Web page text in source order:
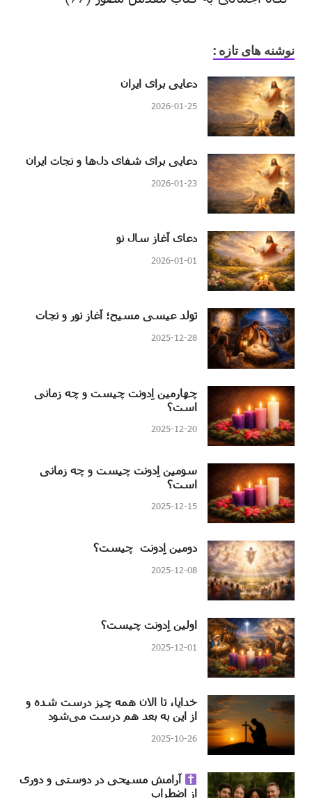
نوشنه های تازه :
دعایی برای ایران
2026-01-25
دعایی برای شفای دل‌ها و نجات ایران
2026-01-23
دعای آغاز سال نو
2026-01-01
تولد عیسی مسیح؛ آغاز نور و نجات
2025-12-28
چهارمین اِدونت چیست و چه زمانی
است؟
2025-12-20
سومین اِدونت چیست و چه زمانی
است؟
2025-12-15
دومین اِدونت چیست؟
2025-12-08
اولین اِدونت چیست؟
2025-12-01
خدایا، تا الان همه چیز درست شده و
از این به بعد هم درست می‌شود
2025-10-26
آرامش مسیحی در دوستی و دوری
از اضطراب